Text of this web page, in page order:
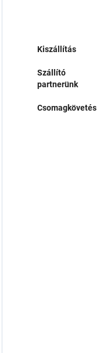
Kiszállítás
Szállító
partnerünk
Csomagkövetés